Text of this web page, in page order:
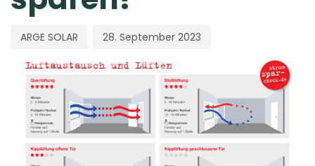
ARGE SOLAR 28. September 2023